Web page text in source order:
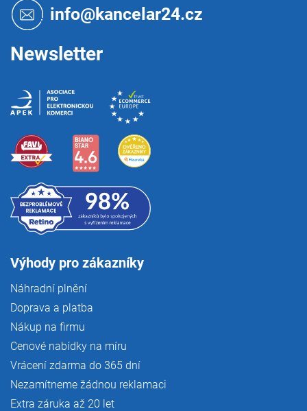
info@kancelar24.cz
Newsletter
Výhody pro zákazníky
Náhradní plnění
Doprava a platba
Nákup na firmu
Cenové nabídky na míru
Vrácení zdarma do 365 dní
Nezamítneme žádnou reklamaci
Extra záruka až 20 let